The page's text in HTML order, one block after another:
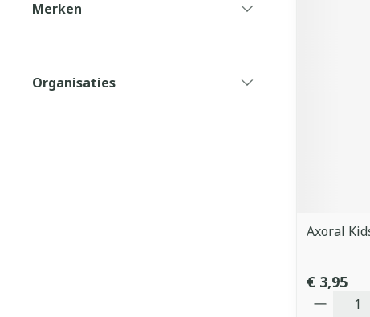
Merken
Organisaties
Axoral
€ 3,95